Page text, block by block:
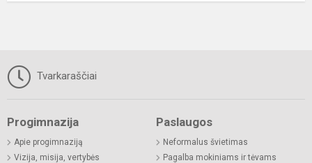
Tvarkaraščiai
Progimnazija
Apie progimnaziją
Vizija, misija, vertybės
Paslaugos
Neformalus švietimas
Pagalba mokiniams ir tėvams